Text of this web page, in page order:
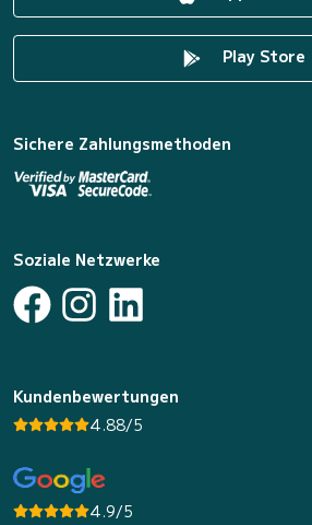
Play Store
Sichere Zahlungsmethoden
Soziale Netzwerke
Kundenbewertungen
4.88/5
4.9/5